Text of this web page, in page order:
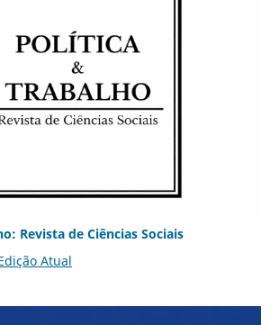
Revista de Ciências Sociais
Atual